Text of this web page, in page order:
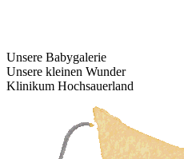
Unsere Babygalerie
Unsere kleinen Wunder
Klinikum Hochsauerland